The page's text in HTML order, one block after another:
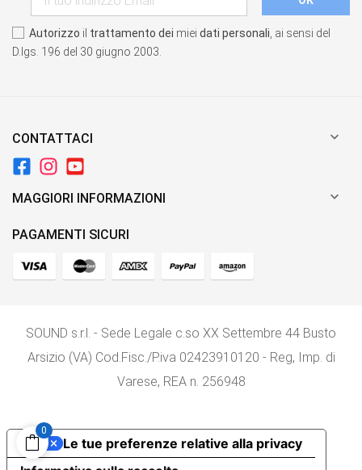
Autorizzo il trattamento dei miei dati personali , ai sensi del
D.lgs. 196 del 30 giugno 2003.
CONTATTACI 
MAGGIORI INFORMAZIONI 
PAGAMENTI SICURI
SOUND s.r.l. - Sede Legale c.so XX Settembre 44 Busto
Arsizio (VA) Cod.Fisc./P.iva 02423910120 - Reg, Imp. di
Varese, REA n. 256948
0
Le tue preferenze relative alla privacy